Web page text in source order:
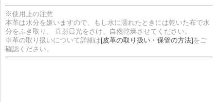
※使用上の注意
本革は水分を嫌いますので、もし水に濡れたときには乾いた布で水
分をふき取り、 直射日光をさけ、自然乾燥させてください。
※革の取り扱いについて詳細は[皮革の取り扱い・保管の方法]をご
確認ください。